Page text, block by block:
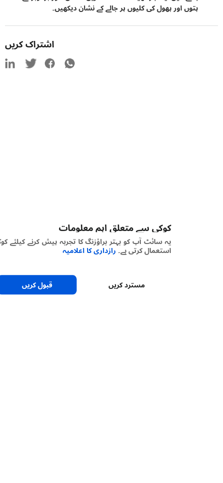
پتوں اور پھول کی کلیوں پر جالے کے نشان دیکھیں۔
اشتراک کریں
کوکی سے متعلق اہم معلومات
یہ سائٹ آپ کو بہتر براؤزنگ کا تجربہ پیش کرنے کیلئے کوکیز
استعمال کرتی ہے۔رازداری کا اعلامیہ
مسترد کریں قبول کریں